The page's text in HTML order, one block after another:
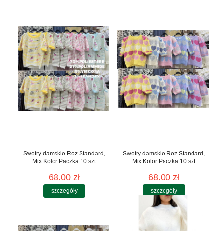
Swetry damskie Roz Standard,
Mix Kolor Paczka 10 szt
68.00 zł
szczegóły
Swetry damskie Roz Standard,
Mix Kolor Paczka 10 szt
68.00 zł
szczegóły